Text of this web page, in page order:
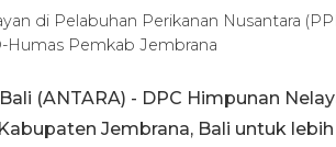
di Pelabuhan Perikanan Nusantara
Humas Pemkab Jembrana
(ANTARA) - DPC Himpunan
Jembrana, Bali untuk